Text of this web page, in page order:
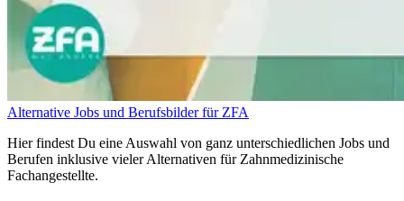
Alternative Jobs und Berufsbilder für ZFA
Hier findest Du eine Auswahl von ganz unterschiedlichen Jobs und
Berufen inklusive vieler Alternativen für Zahnmedizinische
Fachangestellte.